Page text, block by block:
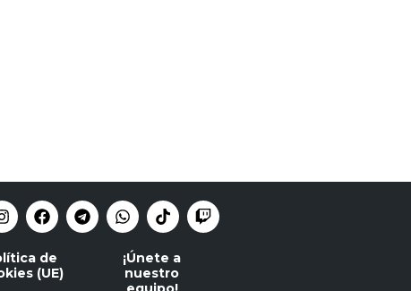
de
(UE)
¡Únete a
nuestro